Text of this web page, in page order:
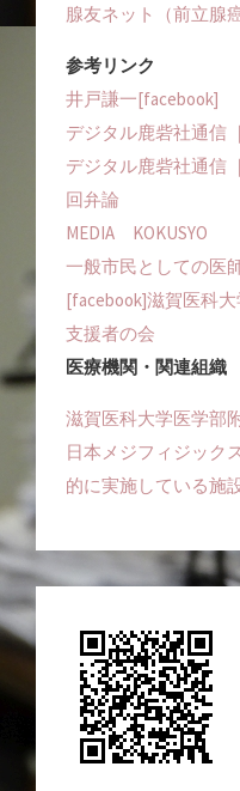
腺友ネット（前立腺
参考リンク
井戸謙一[facebook]
デジタル鹿砦社通信
デジタル鹿砦社通信
回弁論
MEDIA KOKUSYO
一般市民としての医
[facebook]滋賀医科
支援者の会
医療機関・関連組織
滋賀医科大学医学部
日本メジフィジック
的に実施している施